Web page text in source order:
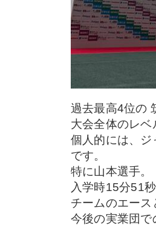
過去最高4位の
大会全体のレベ
個人的には、
です。
特に山本選手。
入学時15分51
チームのエース
今後の実業団で